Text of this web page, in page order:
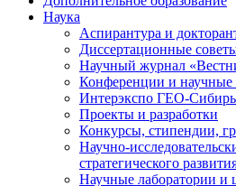
Наука
Аспирантура и
Диссертационные
Научный журнал
Конференции и научные
Интерэкспо ГЕО-Сибирь
Проекты и разработки
Конкурсы, стипендии,
Научно-
стратегического
Научные лаборатории и